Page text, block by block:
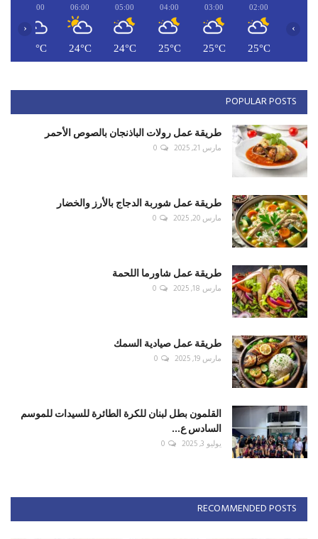
02:00
25°C
03:00
25°C
04:00
25°C
05:00
24°C
06:00
24°C
07:00
24°C
‹ ›
POPULAR POSTS
طريقة عمل رولات الباذنجان بالصوص الأحمر
مارس 21, 2025 0
طريقة عمل شوربة الدجاج بالأرز والخضار
مارس 20, 2025 0
طريقة عمل شاورما اللحمة
مارس 18, 2025 0
طريقة عمل صيادية السمك
مارس 19, 2025 0
القلمون بطل لبنان للكرة الطائرة للسيدات للموسم
السادس ع...
يوليو 3, 2025 0
RECOMMENDED POSTS